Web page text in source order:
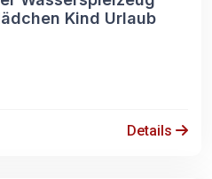
Kind Urlaub
Details